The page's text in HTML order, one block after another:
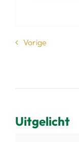
Vorige
Uitgelicht